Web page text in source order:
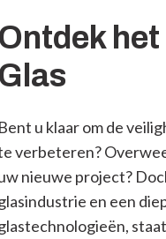
Ontdek
Glas
Bent u klaar om de
verbeteren?
nieuwe project?
en een